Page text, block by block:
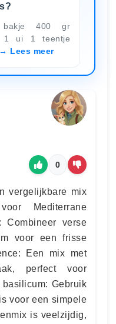
bakje 400 gr
1 ui 1 teentje
Lees meer
0
vergelijkbare mix
Mediterrane
Combineer verse
voor een frisse
Een mix met
perfect voor
Gebruik
voor een simpele
is veelzijdig,